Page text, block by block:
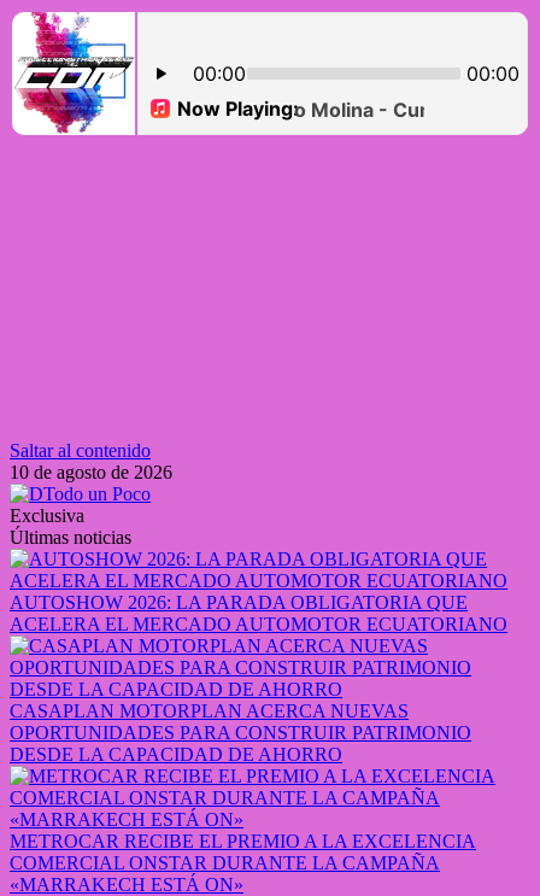
Saltar al contenido
10 de agosto de 2026
Exclusiva
Últimas noticias
AUTOSHOW 2026: LA PARADA OBLIGATORIA QUE
ACELERA EL MERCADO AUTOMOTOR ECUATORIANO
CASAPLAN MOTORPLAN ACERCA NUEVAS
OPORTUNIDADES PARA CONSTRUIR PATRIMONIO
DESDE LA CAPACIDAD DE AHORRO
METROCAR RECIBE EL PREMIO A LA EXCELENCIA
COMERCIAL ONSTAR DURANTE LA CAMPAÑA
«MARRAKECH ESTÁ ON»